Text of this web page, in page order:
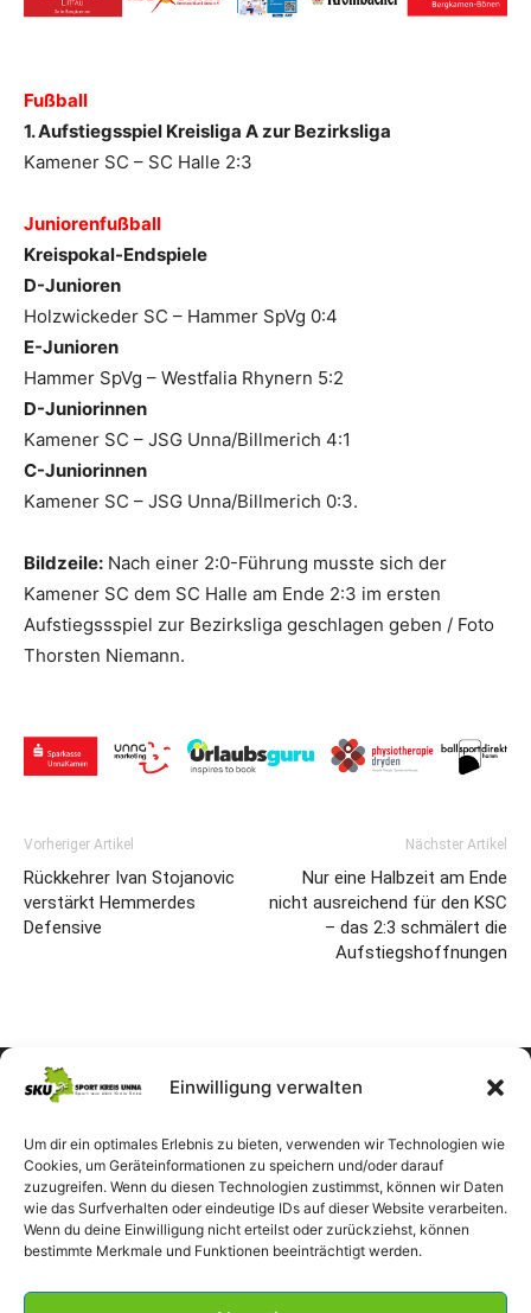
Einwilligung verwalten
Um dir ein optimales Erlebnis zu bieten, verwenden wir Technologien wie
Cookies, um Geräteinformationen zu speichern und/oder darauf
zuzugreifen. Wenn du diesen Technologien zustimmst, können wir Daten
wie das Surfverhalten oder eindeutige IDs auf dieser Website verarbeiten.
Wenn du deine Einwilligung nicht erteilst oder zurückziehst, können
bestimmte Merkmale und Funktionen beeinträchtigt werden.
Fußball
1. Aufstiegsspiel Kreisliga A zur Bezirksliga
Kamener SC – SC Halle 2:3
Juniorenfußball
Kreispokal-Endspiele
D-Junioren
Holzwickeder SC – Hammer SpVg 0:4
E-Junioren
Hammer SpVg – Westfalia Rhynern 5:2
D-Juniorinnen
Kamener SC – JSG Unna/Billmerich 4:1
C-Juniorinnen
Kamener SC – JSG Unna/Billmerich 0:3.
Bildzeile: Nach einer 2:0-Führung musste sich der
Kamener SC dem SC Halle am Ende 2:3 im ersten
Aufstiegssspiel zur Bezirksliga geschlagen geben / Foto
Thorsten Niemann.
Vorheriger Artikel
Rückkehrer Ivan Stojanovic
verstärkt Hemmerdes
Defensive
Nächster Artikel
Nur eine Halbzeit am Ende
nicht ausreichend für den KSC
– das 2:3 schmälert die
Aufstiegshoffnungen